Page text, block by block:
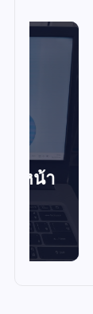
เป
ลำ
May